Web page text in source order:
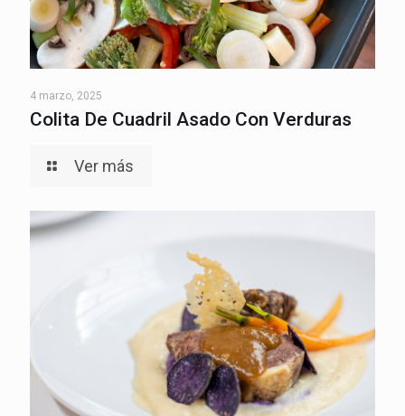
4 marzo, 2025
Colita De Cuadril Asado Con Verduras
Ver más